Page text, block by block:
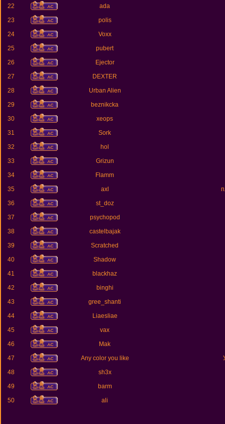
22
ada
23
polis
24
Voxx
25
pubert
26
Ejector
27
DEXTER
28
Urban Alien
29
beznikcka
30
xeops
31
Sork
32
hol
33
Grizun
34
Flamm
35
axl
36
st_doz
37
psychopod
38
castelbajak
39
Scratched
40
Shadow
41
blackhaz
42
binghi
43
gree_shanti
44
Liaesliae
45
vax
46
Mak
47
Any color you like
48
sh3x
49
barm
50
ali